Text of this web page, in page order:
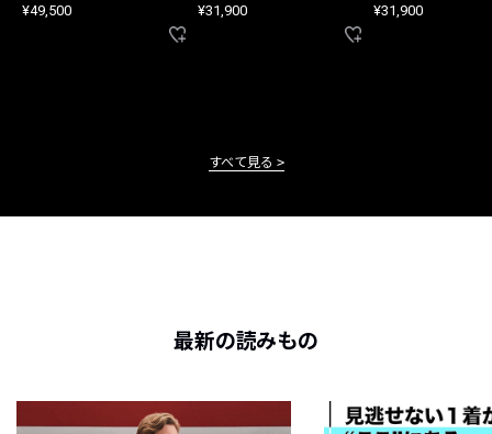
¥49,500 ¥31,900 ¥31,900
すべて見る
最新の読みもの